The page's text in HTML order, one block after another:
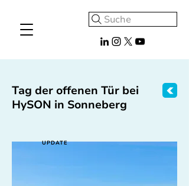
Suche
Tag der offenen Tür bei
HySON in Sonneberg
UPDATE